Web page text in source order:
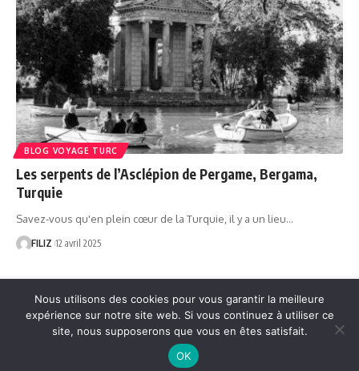
BLOG VOYAGE TURC
Les serpents de l’Asclépion de Pergame, Bergama,
Turquie
Savez-vous qu'en plein cœur de la Turquie, il y a un lieu…
FILIZ 12 avril 2025
Contact
Nous utilisons des cookies pour vous garantir la meilleure
expérience sur notre site web. Si vous continuez à utiliser ce
site, nous supposerons que vous en êtes satisfait.
OK